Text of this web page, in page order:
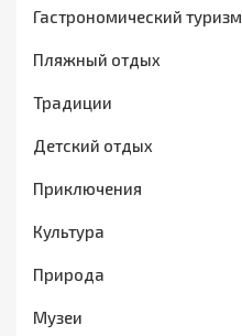
Гастрономический туризм
Пляжный отдых
Традиции
Детский отдых
Приключения
Культура
Природа
Музеи